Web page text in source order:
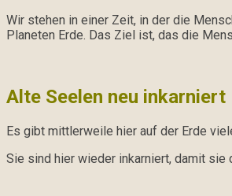
Wir stehen in einer Zeit, in der die
Planeten Erde. Das Ziel ist, das die
Alte Seelen neu inkarniert
Es gibt mittlerweile hier auf der Erde
Sie sind hier wieder inkarniert, damit